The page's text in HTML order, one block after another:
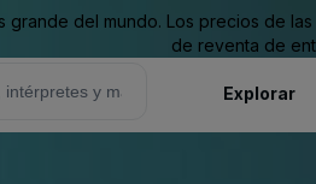
del mundo. Los precios de
de reventa de
Explorar